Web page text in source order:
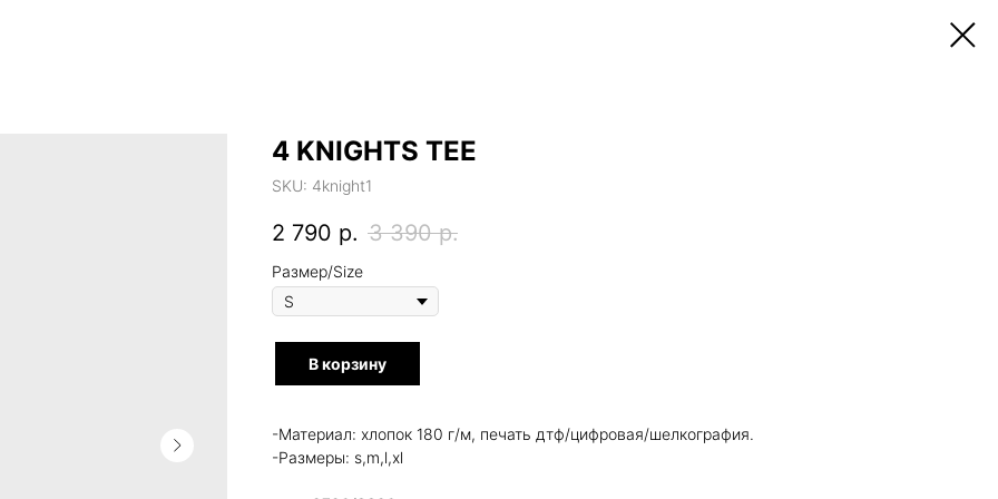
4 KNIGHTS TEE
SKU: 4knight1
2 790 р. 3 390 р.
Размер/Size
В корзину
-Материал: хлопок 180 г/м, печать дтф/цифровая/шелкография.
-Размеры: s,m,l,xl